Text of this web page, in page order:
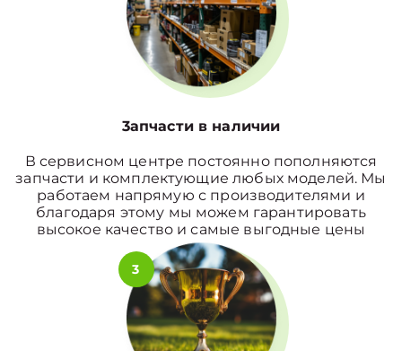
3апчасти в наличии
В сервисном центре постоянно пополняются
запчасти и комплектующие любых моделей. Мы
работаем напрямую с производителями и
благодаря этому мы можем гарантировать
высокое качество и самые выгодные цены
3